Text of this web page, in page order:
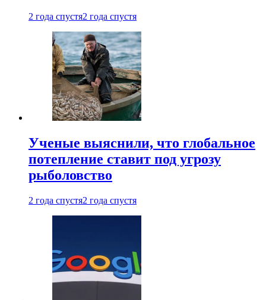
2 года спустя2 года спустя
Ученые выяснили, что глобальное
потепление ставит под угрозу
рыболовство
2 года спустя2 года спустя